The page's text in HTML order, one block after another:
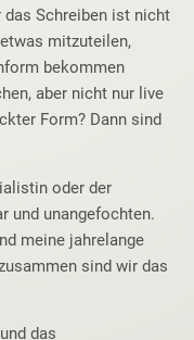
das Schreiben ist nicht
mitzuteilen,
bekommen
aber nicht nur live
Form? Dann sind
oder der
und unangefochten.
meine jahrelange
sind wir das
das